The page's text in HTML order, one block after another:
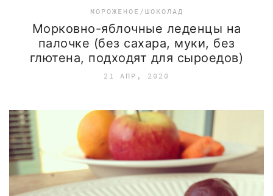
МОРОЖЕНОЕ/ШОКОЛАД
Морковно-яблочные леденцы на
палочке (без сахара, муки, без
глютена, подходят для сыроедов)
21 АПР, 2020